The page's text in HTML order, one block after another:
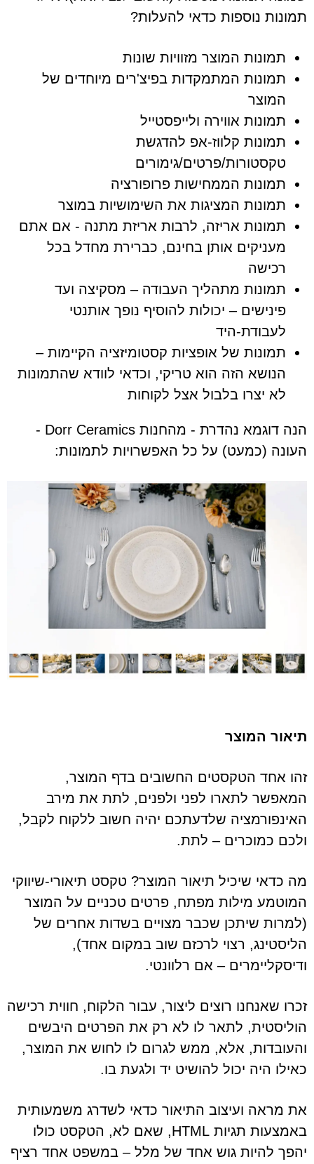
תמונות נוספות כדאי להעלות?
תמונות המוצר מזוויות שונות
תמונות המתמקדות בפיצ'רים מיוחדים של
המוצר
תמונות אווירה ולייפסטייל
תמונות קלווז-אפ להדגשת
טקסטורות/פרטים/גימורים
תמונות הממחישות פרופורציה
תמונות המציגות את השימושיות במוצר
תמונות אריזה, לרבות אריזת מתנה - אם אתם
מעניקים אותן בחינם, כברירת מחדל בכל
רכישה
תמונות מתהליך העבודה – מסקיצה ועד
פינישים – יכולות להוסיף נופך אותנטי
לעבודת-היד
תמונות של אופציות קסטומיזציה הקיימות –
הנושא הזה הוא טריקי, וכדאי לוודא שהתמונות
לא יצרו בלבול אצל לקוחות
הנה דוגמא נהדרת - מהחנות Dorr Ceramics -
העונה (כמעט) על כל האפשרויות לתמונות:
תיאור המוצר
זהו אחד הטקסטים החשובים בדף המוצר,
המאפשר לתארו לפני ולפנים, לתת את מירב
האינפורמציה שלדעתכם יהיה חשוב ללקוח לקבל,
ולכם כמוכרים – לתת.
מה כדאי שיכיל תיאור המוצר? טקסט תיאורי-שיווקי
המוטמע מילות מפתח, פרטים טכניים על המוצר
(למרות שיתכן שכבר מצויים בשדות אחרים של
הליסטינג, רצוי לרכזם שוב במקום אחד),
ודיסקליימרים – אם רלוונטי.
זכרו שאנחנו רוצים ליצור, עבור הלקוח, חווית רכישה
הוליסטית, לתאר לו לא רק את הפרטים היבשים
והעובדות, אלא, ממש לגרום לו לחוש את המוצר,
כאילו היה יכול להושיט יד ולגעת בו.
את מראה ועיצוב התיאור כדאי לשדרג משמעותית
באמצעות תגיות HTML, שאם לא, הטקסט כולו
יהפך להיות גוש אחד של מלל – במשפט אחד רציף